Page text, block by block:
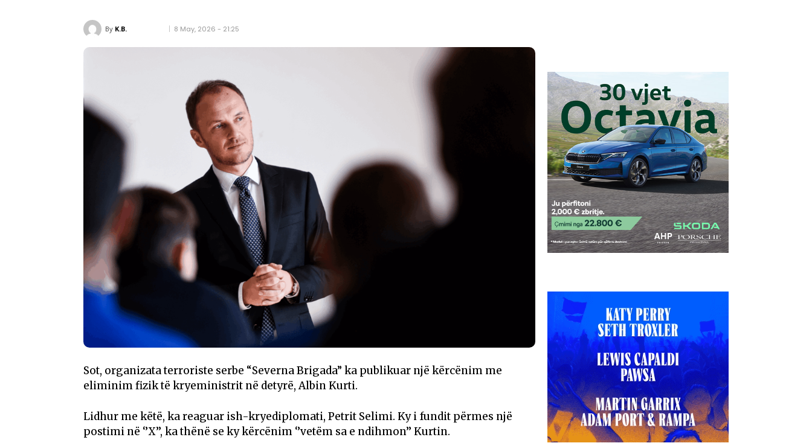
By K.B. 8 May, 2026 - 21:25
Sot, organizata terroriste serbe “Severna Brigada” ka publikuar një kërcënim me
eliminim fizik të kryeministrit në detyrë, Albin Kurti.
Lidhur me këtë, ka reaguar ish-kryediplomati, Petrit Selimi. Ky i fundit përmes një
postimi në ‘’X’’, ka thënë se ky kërcënim ‘’vetëm sa e ndihmon’’ Kurtin.